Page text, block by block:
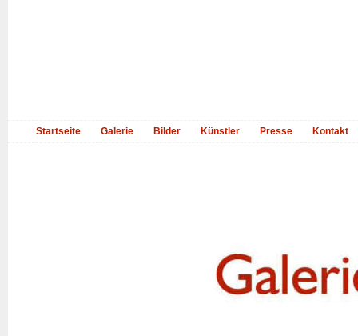
Startseite Galerie Bilder Künstler Presse Kontakt